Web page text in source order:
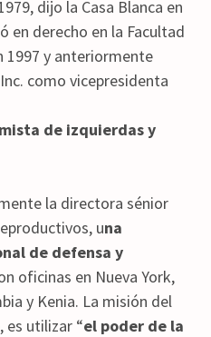
dijo la Casa Blanca en
en derecho en la Facultad
1997 y anteriormente
como vicepresidenta
de izquierdas y
la directora sénior
una
de defensa y
oficinas en Nueva York,
y Kenia. La misión del
es utilizar “el poder de la